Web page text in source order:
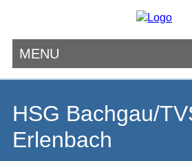
MENU
HSG Bachgau/
Erlenbach